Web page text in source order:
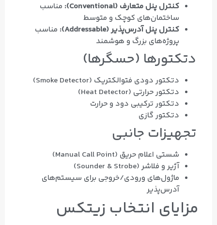
کنترل پنل متعارف (Conventional):
مناسب
ساختمان‌های کوچک و متوسط
کنترل پنل آدرس‌پذیر (Addressable):
مناسب
پروژه‌های بزرگ و هوشمند
دتکتورها (حسگرها)
دتکتور دودی فتوالکتریک (Smoke Detector)
دتکتور حرارتی (Heat Detector)
دتکتور ترکیبی دود و حرارت
دتکتور گازی
تجهیزات جانبی
شستی اعلام حریق (Manual Call Point)
آژیر و فلاشر (Sounder & Strobe)
ماژول‌های ورودی/خروجی برای سیستم‌های
آدرس‌پذیر
مزایای انتخاب زیتکس